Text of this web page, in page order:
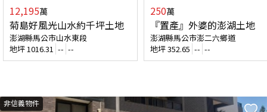
12,195萬
菊島好風光山水約千坪土地
澎湖縣馬公市山水東段
地坪1016.31 -- --
250萬
『置產』外婆的澎湖土地
澎湖縣馬公市澎二六鄉道
地坪352.65 -- --
非信義物件